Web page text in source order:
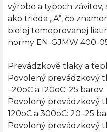
výrobe a typoch závitov,
ako trieda „A“, čo
bielej temeprovanej
normy EN-GJMW 400-
Prevádzkové tlaky a
Povolený prevádzkový
–20oC a 120oC: 25 barov
Povolený prevádzkový
120oC a 300oC: 20–25
Povolený prevádzkový